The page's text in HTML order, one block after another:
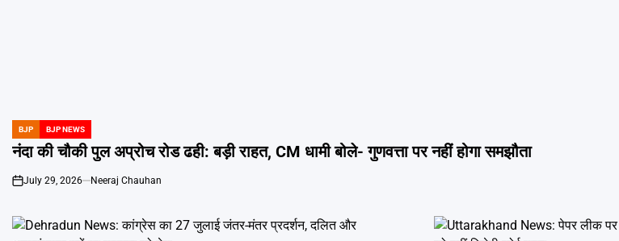
POSTED
IN
BJP BJP NEWS
नंदा की चौकी पुल अप्रोच रोड ढही: बड़ी राहत, CM धामी बोले- गुणवत्ता पर नहीं होगा समझौता
on
July 29, 2026 Neeraj Chauhan